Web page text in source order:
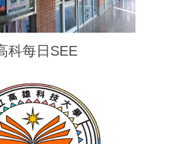
科每日SEE